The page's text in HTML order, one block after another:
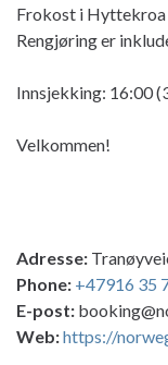
Frokost i
Rengjøring er
Innsjekking: 16:00
Velkommen!
Adresse:
Phone: +47916 35
E-post:
Web:https://